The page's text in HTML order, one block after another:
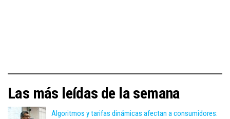
Las más leídas de la semana
Algoritmos y tarifas dinámicas afectan a consumidores: